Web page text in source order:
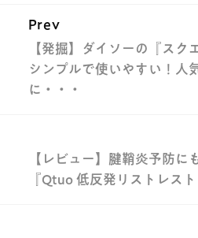
Prev
【発掘】ダイソーの『スク
シンプルで使いやすい！人
に・・・
【レビュー】腱鞘炎予防に
『Qtuo 低反発リストレス